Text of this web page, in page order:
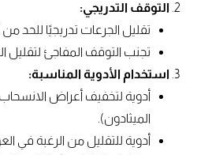
التوقف التدريجي:
تقليل الجرعات تدريجيًا للحد من
تجنب التوقف المفاجئ لتقليل
استخدام الأدوية المناسبة:
أدوية لتخفيف أعراض الانسحاب
الميثادون).
أدوية للتقليل من الرغبة في